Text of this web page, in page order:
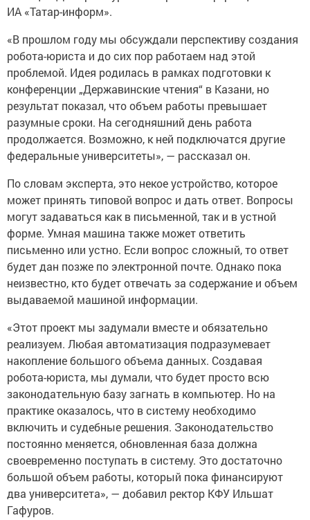
ИА «Татар-информ».
«В прошлом году мы обсуждали перспективу создания
робота-юриста и до сих пор работаем над этой
проблемой. Идея родилась в рамках подготовки к
конференции „Державинские чтения“ в Казани, но
результат показал, что объем работы превышает
разумные сроки. На сегодняшний день работа
продолжается. Возможно, к ней подключатся другие
федеральные университеты», — рассказал он.
По словам эксперта, это некое устройство, которое
может принять типовой вопрос и дать ответ. Вопросы
могут задаваться как в письменной, так и в устной
форме. Умная машина также может ответить
письменно или устно. Если вопрос сложный, то ответ
будет дан позже по электронной почте. Однако пока
неизвестно, кто будет отвечать за содержание и объем
выдаваемой машиной информации.
«Этот проект мы задумали вместе и обязательно
реализуем. Любая автоматизация подразумевает
накопление большого объема данных. Создавая
робота-юриста, мы думали, что будет просто всю
законодательную базу загнать в компьютер. Но на
практике оказалось, что в систему необходимо
включить и судебные решения. Законодательство
постоянно меняется, обновленная база должна
своевременно поступать в систему. Это достаточно
большой объем работы, который пока финансируют
два университета», — добавил ректор КФУ Ильшат
Гафуров.